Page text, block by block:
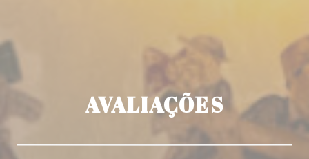
AVALIAÇÕES